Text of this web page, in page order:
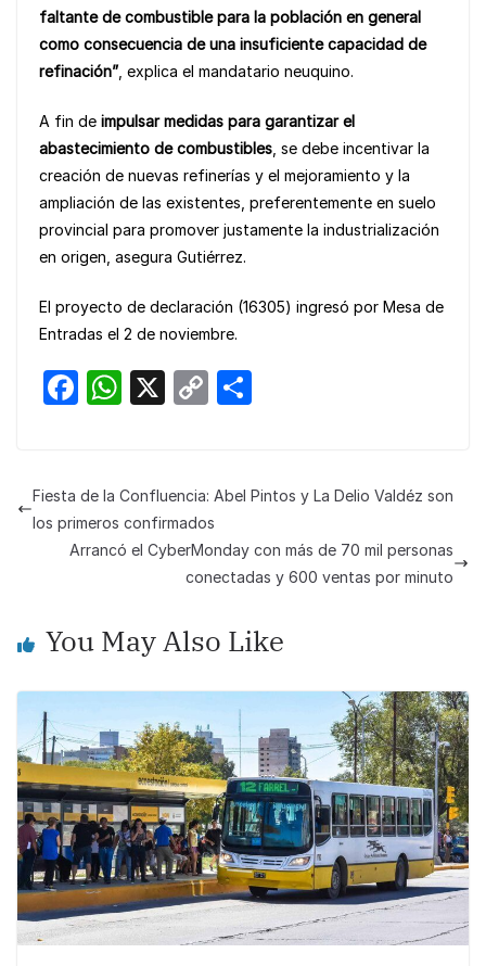
faltante de combustible para la población en general
como consecuencia de una insuficiente capacidad de
refinación”, explica el mandatario neuquino.
A fin de impulsar medidas para garantizar el
abastecimiento de combustibles , se debe incentivar la
creación de nuevas refinerías y el mejoramiento y la
ampliación de las existentes, preferentemente en suelo
provincial para promover justamente la industrialización
en origen, asegura Gutiérrez.
El proyecto de declaración (16305) ingresó por Mesa de
Entradas el 2 de noviembre.
F
e
b
o
k
W
s
A
p
X
C
y
Li
n
k
e
Fiesta de la Confluencia: Abel Pintos y La Delio Valdéz son
los primeros confirmados
Arrancó el CyberMonday con más de 70 mil personas
conectadas y 600 ventas por minuto
You May Also Like